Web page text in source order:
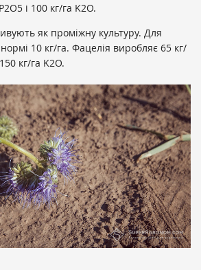
і 100 кг/га K2O.
як проміжну культуру. Для
нормі 10 кг/га. Фацелія виробляє 65 кг/
кг/га K2O.